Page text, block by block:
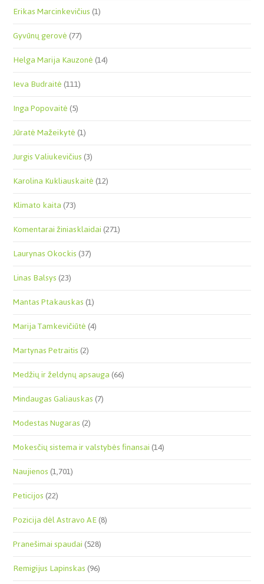
Erikas Marcinkevičius(1)
Gyvūnų gerovė(77)
Helga Marija Kauzonė(14)
Ieva Budraitė(111)
Inga Popovaitė(5)
Jūratė Mažeikytė(1)
Jurgis Valiukevičius(3)
Karolina Kukliauskaitė(12)
Klimato kaita(73)
Komentarai žiniasklaidai(271)
Laurynas Okockis(37)
Linas Balsys(23)
Mantas Ptakauskas(1)
Marija Tamkevičiūtė(4)
Martynas Petraitis(2)
Medžių ir želdynų apsauga(66)
Mindaugas Galiauskas(7)
Modestas Nugaras(2)
Mokesčių sistema ir valstybės finansai(14)
Naujienos(1,701)
Peticijos(22)
Pozicija dėl Astravo AE(8)
Pranešimai spaudai(528)
Remigijus Lapinskas(96)